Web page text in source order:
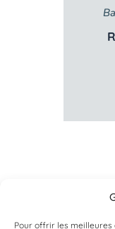
Pour offrir les meilleures